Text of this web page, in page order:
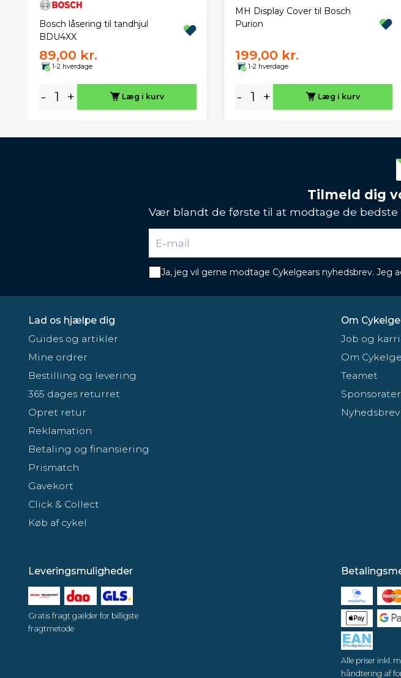
Bosch låsering til tandhjul
BDU4XX
89,00 kr.
1-2 hverdage
- + Læg i kurv
MH Display Cover til Bosch
Purion
199,00 kr.
1-2 hverdage
- + Læg i kurv
Tilmeld dig
Vær blandt de første til at modtage de
Ja, jeg vil gerne modtage Cykelgears nyhedsbrev. Jeg
Lad os hjælpe dig
Guides og artikler
Mine ordrer
Bestilling og levering
365 dages returret
Opret retur
Reklamation
Betaling og finansiering
Prismatch
Gavekort
Click & Collect
Køb af cykel
Om
Job og
Om
Teamet
Nyhedsbrev
Leveringsmuligheder
Gratis fragt gælder for billigste
fragtmetode
Alle priser inkl.
håndtering af